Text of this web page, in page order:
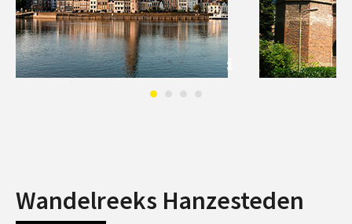
Wandelreeks Hanzesteden